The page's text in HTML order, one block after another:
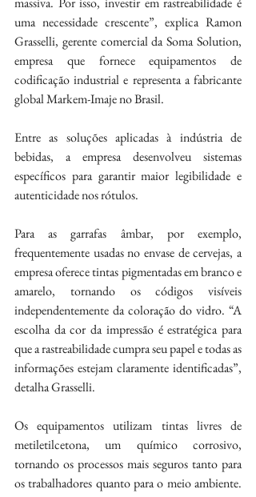
uma necessidade crescente”, explica Ramon
Grasselli, gerente comercial da Soma Solution,
empresa que fornece equipamentos de
codificação industrial e representa a fabricante
global Markem-Imaje no Brasil.
Entre as soluções aplicadas à indústria de
bebidas, a empresa desenvolveu sistemas
específicos para garantir maior legibilidade e
autenticidade nos rótulos.
Para as garrafas âmbar, por exemplo,
frequentemente usadas no envase de cervejas, a
empresa oferece tintas pigmentadas em branco e
amarelo, tornando os códigos visíveis
independentemente da coloração do vidro. “A
escolha da cor da impressão é estratégica para
que a rastreabilidade cumpra seu papel e todas as
informações estejam claramente identificadas”,
detalha Grasselli.
Os equipamentos utilizam tintas livres de
metiletilcetona, um químico corrosivo,
tornando os processos mais seguros tanto para
os trabalhadores quanto para o meio ambiente.